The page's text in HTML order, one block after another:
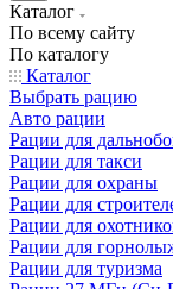
Каталог
По всему сайту
По каталогу
Каталог
Выбрать рацию
Авто рации
Рации для
Рации для такси
Рации для охраны
Рации для
Рации для
Рации для
Рации для туризма